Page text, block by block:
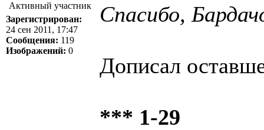
Активный участник
Зарегистрирован:
24 сен 2011, 17:47
Сообщения: 119
Изображений: 0
Спасибо,
Дописал
*** 1-29